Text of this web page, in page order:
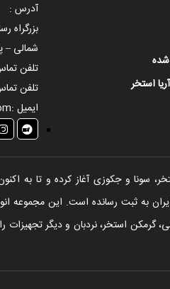
شده
استخر
آدرس :
شمالی – پلاک
تلفن
تلفن
ایمیل :
ساخت و تجهیز انواع استخر، سونا و جکوزی آغاز
به ثبت رسانده است. این مجموعه
گرمکن استخر، نردبان و دیگر تجهیزات